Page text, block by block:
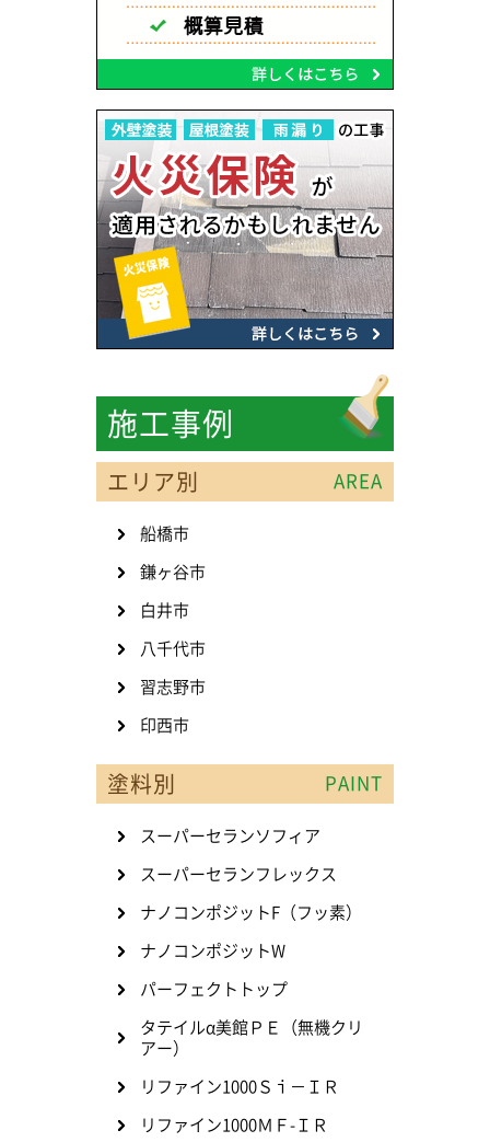
施工事例
エリア別 AREA
船橋市
鎌ヶ谷市
白井市
八千代市
習志野市
印西市
塗料別 PAINT
スーパーセランソフィア
スーパーセランフレックス
ナノコンポジットF（フッ素）
ナノコンポジットW
パーフェクトトップ
タテイルα美館ＰＥ（無機クリ
アー）
リファイン1000Ｓｉ－ＩＲ
リファイン1000ＭＦ-ＩＲ